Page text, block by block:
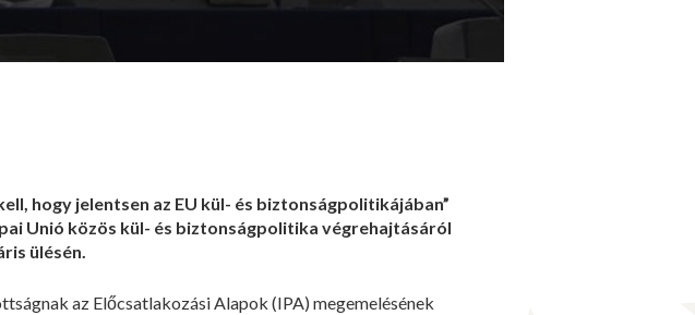
hogy jelentsen az EU kül- és biztonságpolitikájában”
Unió közös kül- és biztonságpolitika végrehajtásáról
ülésén.
az Előcsatlakozási Alapok (IPA) megemelésének